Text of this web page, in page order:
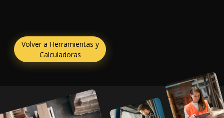
Volver a Herramientas y
Calculadoras